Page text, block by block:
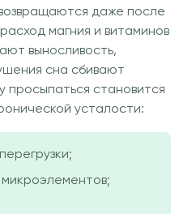
даже после
магния и витаминов
выносливость,
сна сбивают
просыпаться становится
усталости:
микроэлементов;